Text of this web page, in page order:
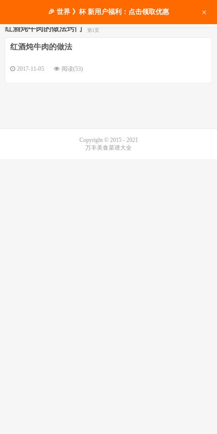
红酒炖牛肉的做法窍门 第1页
红酒炖牛肉的做法
2017-11-05 阅读(53)
Copyright © 2015 - 2021
万丰美食菜谱大全
🎉 世界 》杯 新用户福利：点击领取优惠 ×